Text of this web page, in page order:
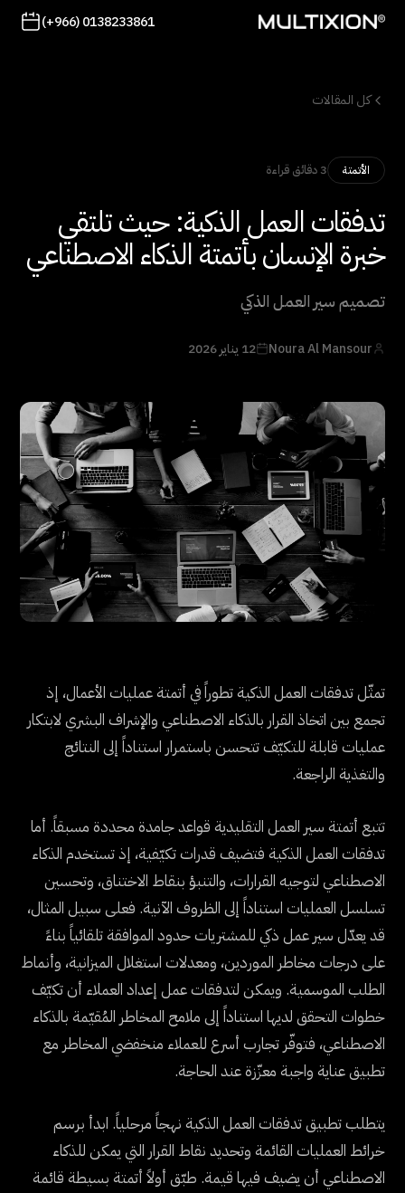
(+966) 0138233861
كل المقالات
الأتمتة 3 دقائق قراءة
تدفقات العمل الذكية: حيث تلتقي
خبرة الإنسان بأتمتة الذكاء الاصطناعي
تصميم سير العمل الذكي
Noura Al Mansour 12 يناير 2026
تمثّل تدفقات العمل الذكية تطوراً في أتمتة عمليات الأعمال، إذ
تجمع بين اتخاذ القرار بالذكاء الاصطناعي والإشراف البشري لابتكار
عمليات قابلة للتكيّف تتحسن باستمرار استناداً إلى النتائج
والتغذية الراجعة.
تتبع أتمتة سير العمل التقليدية قواعد جامدة محددة مسبقاً. أما
تدفقات العمل الذكية فتضيف قدرات تكيّفية، إذ تستخدم الذكاء
الاصطناعي لتوجيه القرارات، والتنبؤ بنقاط الاختناق، وتحسين
تسلسل العمليات استناداً إلى الظروف الآنية. فعلى سبيل المثال،
قد يعدّل سير عمل ذكي للمشتريات حدود الموافقة تلقائياً بناءً
على درجات مخاطر الموردين، ومعدلات استغلال الميزانية، وأنماط
الطلب الموسمية. ويمكن لتدفقات عمل إعداد العملاء أن تكيّف
خطوات التحقق لديها استناداً إلى ملامح المخاطر المُقيّمة بالذكاء
الاصطناعي، فتوفّر تجارب أسرع للعملاء منخفضي المخاطر مع
تطبيق عناية واجبة معزّزة عند الحاجة.
يتطلب تطبيق تدفقات العمل الذكية نهجاً مرحلياً. ابدأ برسم
خرائط العمليات القائمة وتحديد نقاط القرار التي يمكن للذكاء
الاصطناعي أن يضيف فيها قيمة. طبّق أولاً أتمتة بسيطة قائمة